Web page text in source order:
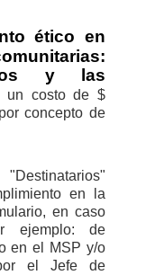
ético en
y las
un costo de $
concepto de
en la
en caso
ejemplo: de
en el MSP y/o
el Jefe de